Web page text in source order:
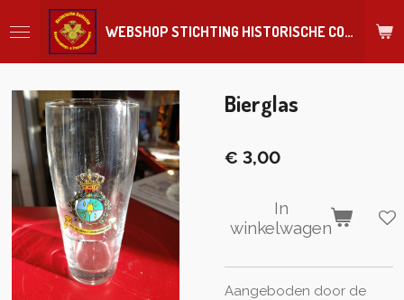
direct
hoofdinhoud
WEBSHOP STICHTING HISTORISCHE COLLECTIE REGIMENT
Bierglas
€ 3,00
In
winkelwagen
Aangeboden door de